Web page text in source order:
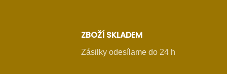
ZBOŽÍ SKLADEM
Zásilky odesílame do 24 h